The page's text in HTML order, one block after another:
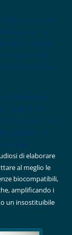
come il vero
sportiva.
avuti dagli
come
post-prestazione
Visussport
naturali dei
che sono il plus-
aspettati che
degli
di elaborare
al meglio le
biocompatibili,
amplificando i
un insostituibile